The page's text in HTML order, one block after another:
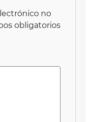
no
obligatorios